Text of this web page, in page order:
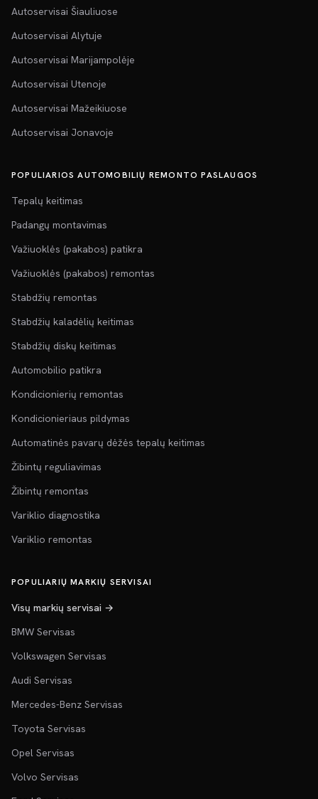
Autoservisai Šiauliuose
Autoservisai Alytuje
Autoservisai Marijampolėje
Autoservisai Utenoje
Autoservisai Mažeikiuose
Autoservisai Jonavoje
POPULIARIOS AUTOMOBILIŲ REMONTO PASLAUGOS
Tepalų keitimas
Padangų montavimas
Važiuoklės (pakabos) patikra
Važiuoklės (pakabos) remontas
Stabdžių remontas
Stabdžių kaladėlių keitimas
Stabdžių diskų keitimas
Automobilio patikra
Kondicionierių remontas
Kondicionieriaus pildymas
Automatinės pavarų dėžės tepalų keitimas
Žibintų reguliavimas
Žibintų remontas
Variklio diagnostika
Variklio remontas
POPULIARIŲ MARKIŲ SERVISAI
Visų markių servisai →
BMW Servisas
Volkswagen Servisas
Audi Servisas
Mercedes-Benz Servisas
Toyota Servisas
Opel Servisas
Volvo Servisas